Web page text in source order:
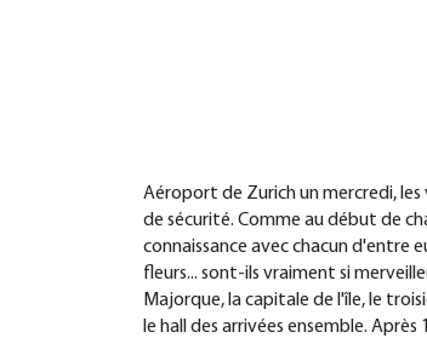
Aéroport de Zurich un mercredi,
de sécurité. Comme au début de
connaissance avec chacun d'entre
fleurs... sont-ils vraiment si
Majorque, la capitale de l'île, le
le hall des arrivées ensemble.